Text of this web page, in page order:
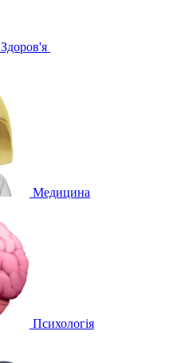
Здоров'я
Медицина
Психологія